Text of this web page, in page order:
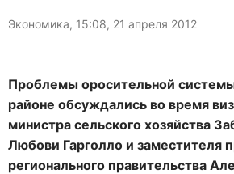
Экономика, 15:08, 21 апреля 2012
Проблемы оросительной
районе обсуждались во время
министра сельского хозяйства
Любови Гарголло и заместителя
регионального правительства